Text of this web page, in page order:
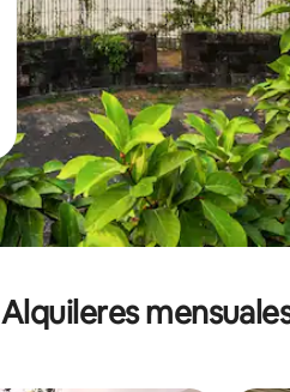
Alquileres